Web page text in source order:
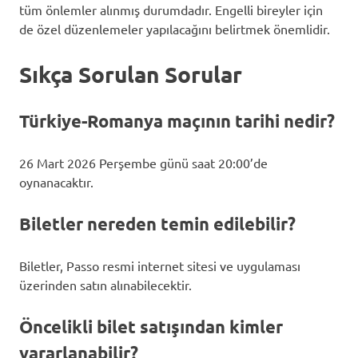
tüm önlemler alınmış durumdadır. Engelli bireyler için
de özel düzenlemeler yapılacağını belirtmek önemlidir.
Sıkça Sorulan Sorular
Türkiye-Romanya maçının tarihi nedir?
26 Mart 2026 Perşembe günü saat 20:00’de
oynanacaktır.
Biletler nereden temin edilebilir?
Biletler, Passo resmi internet sitesi ve uygulaması
üzerinden satın alınabilecektir.
Öncelikli bilet satışından kimler
yararlanabilir?